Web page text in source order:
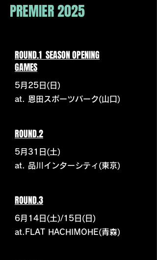
PREMIER 2025
ROUND.1 SEASON OPENING
GAMES
5月25日(日)
at. 恩田スポーツパーク(山口)
ROUND.2
5月31日(土)
at. 品川インターシティ(東京)
ROUND.3
6月14日(土)/15日(日)
at.FLAT HACHIMOHE(青森)